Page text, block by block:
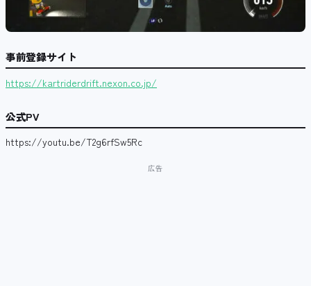
事前登録サイト
https://kartriderdrift.nexon.co.jp/
公式PV
https://youtu.be/T2g6rfSw5Rc